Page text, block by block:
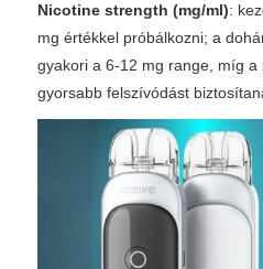
Nicotine strength (mg/ml):
mg értékkel próbálkozni; a
gyakori a 6-12 mg range, míg
gyorsabb felszívódást